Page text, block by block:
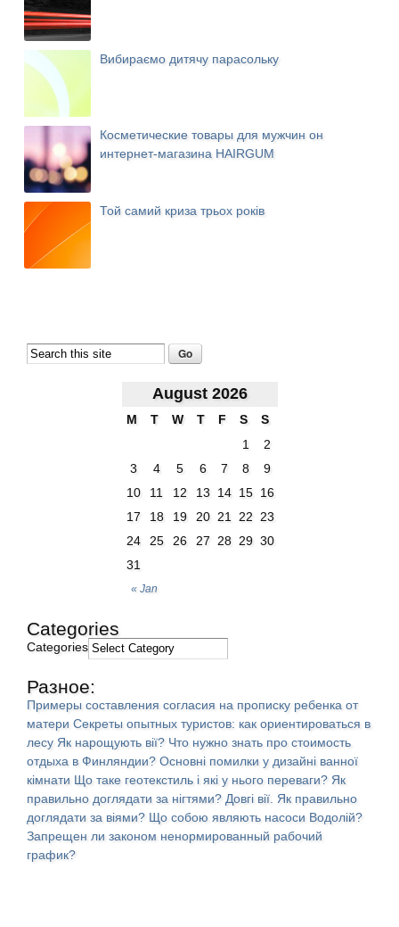
Вибираємо дитячу парасольку
Косметические товары для мужчин он
интернет-магазина HAIRGUM
Той самий криза трьох років
August 2026
M T W T F S S
« Jan
1
2
3
4 5 6 7 8
9
10
11 12 13 14 15 16
17
18 19 20 21 22 23
24
25 26 27 28 29 30
31
Categories
Categories
Разное:
Примеры составления согласия на прописку ребенка от
матери Секреты опытных туристов: как ориентироваться в
лесу Як нарощують вії? Что нужно знать про стоимость
отдыха в Финляндии? Основні помилки у дизайні ванної
кімнати Що таке геотекстиль і які у нього переваги? Як
правильно доглядати за нігтями? Довгі вії. Як правильно
доглядати за віями? Що собою являють насоси Водолій?
Запрещен ли законом ненормированный рабочий
график?